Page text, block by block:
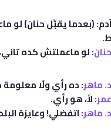
آدم: (بعدما يقبِّل حنان) لو
حنان: لو ماعملتش كده
د. ماهر: ده رأي ولّا
عمر: لأ، هو رأي.
د. ماهر: اتفضلي! وعايزة